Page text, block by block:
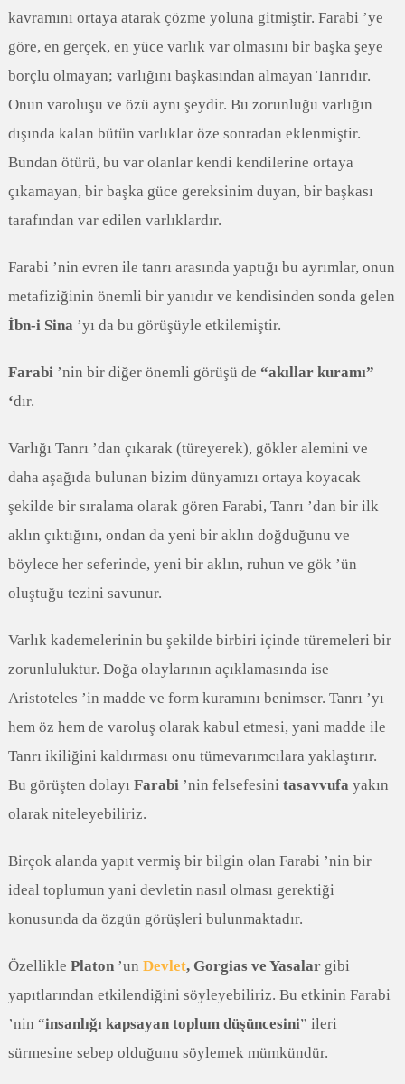
kavramını ortaya atarak çözme yoluna gitmiştir. Farabi ’ye
göre, en gerçek, en yüce varlık var olmasını bir başka şeye
borçlu olmayan; varlığını başkasından almayan Tanrıdır.
Onun varoluşu ve özü aynı şeydir. Bu zorunluğu varlığın
dışında kalan bütün varlıklar öze sonradan eklenmiştir.
Bundan ötürü, bu var olanlar kendi kendilerine ortaya
çıkamayan, bir başka güce gereksinim duyan, bir başkası
tarafından var edilen varlıklardır.
Farabi ’nin evren ile tanrı arasında yaptığı bu ayrımlar, onun
metafiziğinin önemli bir yanıdır ve kendisinden sonda gelen
İbn-i Sina ’yı da bu görüşüyle etkilemiştir.
Farabi ’nin bir diğer önemli görüşü de “akıllar kuramı”
‘dır.
Varlığı Tanrı ’dan çıkarak (türeyerek), gökler alemini ve
daha aşağıda bulunan bizim dünyamızı ortaya koyacak
şekilde bir sıralama olarak gören Farabi, Tanrı ’dan bir ilk
aklın çıktığını, ondan da yeni bir aklın doğduğunu ve
böylece her seferinde, yeni bir aklın, ruhun ve gök ’ün
oluştuğu tezini savunur.
Varlık kademelerinin bu şekilde birbiri içinde türemeleri bir
zorunluluktur. Doğa olaylarının açıklamasında ise
Aristoteles ’in madde ve form kuramını benimser. Tanrı ’yı
hem öz hem de varoluş olarak kabul etmesi, yani madde ile
Tanrı ikiliğini kaldırması onu tümevarımcılara yaklaştırır.
Bu görüşten dolayı Farabi ’nin felsefesini tasavvufa yakın
olarak niteleyebiliriz.
Birçok alanda yapıt vermiş bir bilgin olan Farabi ’nin bir
ideal toplumun yani devletin nasıl olması gerektiği
konusunda da özgün görüşleri bulunmaktadır.
Özellikle Platon ’un Devlet, Gorgias ve Yasalargibi
yapıtlarından etkilendiğini söyleyebiliriz. Bu etkinin Farabi
’nin “insanlığı kapsayan toplum düşüncesini” ileri
sürmesine sebep olduğunu söylemek mümkündür.